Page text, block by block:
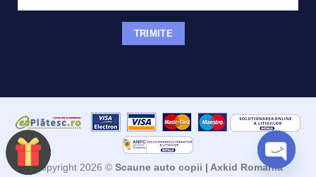
Copyright 2026 © Scaune auto copii | Axkid Romania